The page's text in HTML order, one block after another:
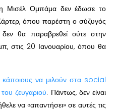
Μισέλ Ομπάμα δεν έδωσε το
όπου παρέστη ο σύζυγός
θα παραβρεθεί ούτε στην
στις 20 Ιανουαρίου, όπου θα
κάποιους να μιλούν στα social
ζευγαριού. Πάντως, δεν είναι
να «απαντήσει» σε αυτές τις